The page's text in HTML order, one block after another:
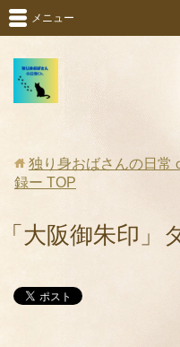
メニュー
独り身おばさんの日常
録ー TOP
「大阪御朱印」